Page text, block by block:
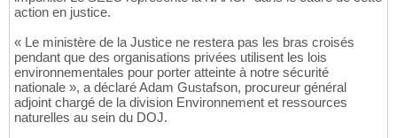
action en justice.
« Le ministère de la Justice ne restera pas les bras croisés
pendant que des organisations privées utilisent les lois
environnementales pour porter atteinte à notre sécurité
nationale », a déclaré Adam Gustafson, procureur général
adjoint chargé de la division Environnement et ressources
naturelles au sein du DOJ.